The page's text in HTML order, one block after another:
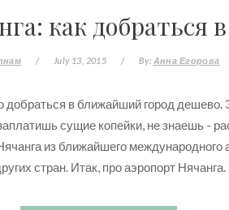
как добраться в
/ July 13, 2015 / By: Анна Егорова
добраться в ближайший город дешево.
сущие копейки, не знаешь -
из ближайшего международного
стран. Итак, про аэропорт Нячанга.